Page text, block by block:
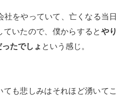
をやっていて、亡くなる当日
ていたので、僕からすると やり
たでしょ という感じ。
も悲しみはそれほど湧いてこ